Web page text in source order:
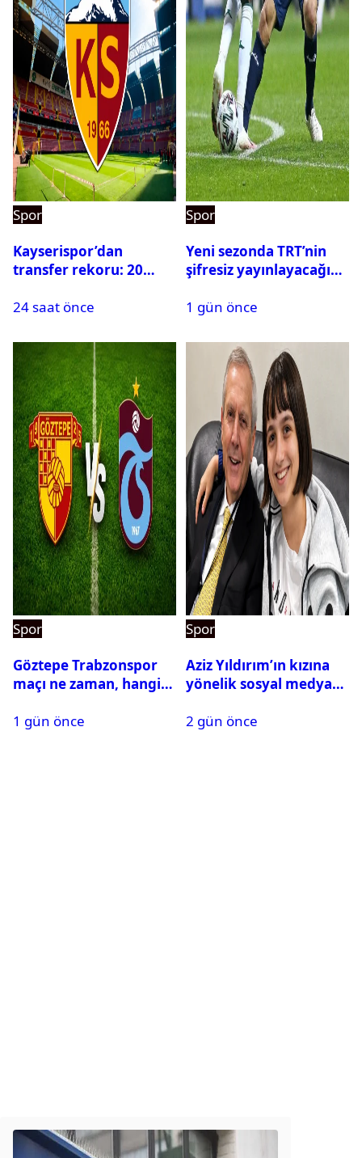
Spor
Kayserispor’dan
transfer rekoru: 20
24 saat önce
Spor
Yeni sezonda TRT’nin
şifresiz yayınlayacağı
1 gün önce
Spor
Göztepe Trabzonspor
maçı ne zaman, hangi
oynayacak mı?
1 gün önce
Spor
Aziz Yıldırım’ın kızına
yönelik sosyal medya
hakkında karar çıktı
2 gün önce